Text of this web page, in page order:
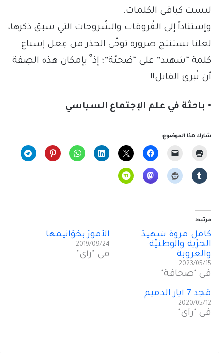
ليست كباقي الكلمات.
وإستناداً إلى الفُروقات والشُروحات التي سبق ذكرها،
لعلنا نستنتج ضرورة توخّي الحذر من فِعل إسباغ
كلمة “شهيد” على “ضحيّة”؛ إذ ْ بإمكان هذه الصِفة
أن تُبرئ القاتل!!
• باحثة في علم الإجتماع السياسي
شارك هذا الموضوع:
مرتبط
كامل مروة شهيدُ
الحرّية والوطنيّة
والعروبة
2023/05/15
في "صحافة"
الأمورُ بخَوَاتيمها
2019/09/24
في "رأي"
مَجدُ 7 أيار الذَميم
2020/05/12
في "رأي"